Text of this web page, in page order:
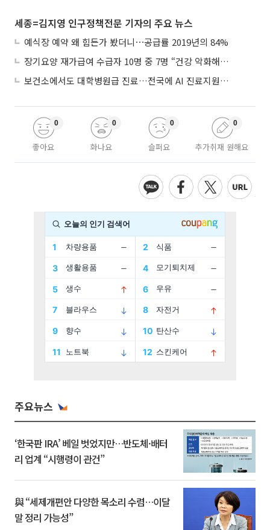
세종=김지영 인구정책전문 기자의 주요 뉴스
예식장 예약 왜 힘든가 봤더니⋯공급률 2019년의 84%
장기요양 재가급여 수급자 10명 중 7명 “건강 악화해도 집에서”
보건소에서도 대학병원급 진료…전국에 AI 진료지원도구 보급
좋아요
0
화나요
0
슬퍼요
0
추가취재 원해요
0
주요뉴스
‘한국판 IRA’ 베일 벗었지만…반도체·배터
리 업계 “시행령이 관건”
與 “세제개편안 다양한 목소리 수렴…이달
말 정리 가능성”